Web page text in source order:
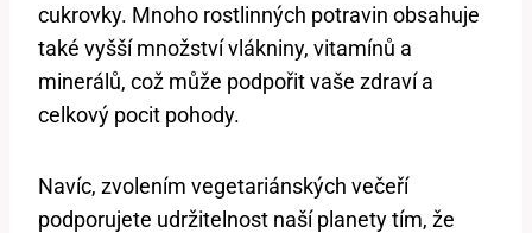
cukrovky. Mnoho rostlinných potravin obsahuje
také vyšší množství vlákniny, vitamínů a
minerálů, což může podpořit vaše zdraví a
celkový pocit pohody.
Navíc, zvolením vegetariánských večeří
podporujete udržitelnost naší planety tím, že